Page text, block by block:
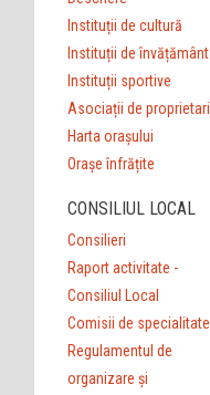
Instituții de cultură
Instituții de învățământ
Instituții sportive
Asociații de proprietari
Harta orașului
Orașe înfrățite
CONSILIUL LOCAL
Consilieri
Raport activitate -
Consiliul Local
Comisii de specialitate
Regulamentul de
organizare şi